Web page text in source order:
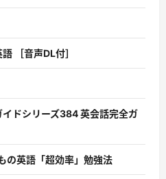
［音声DL付］
ドシリーズ384 英会話完全ガ
の英語「超効率」勉強法